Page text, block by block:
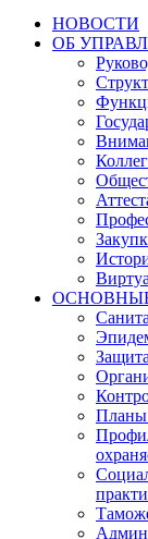
НОВОСТИ
ОБ
Планы